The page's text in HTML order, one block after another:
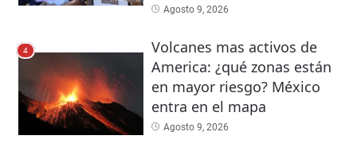
Agosto 9, 2026
4
Volcanes mas activos de
America: ¿qué zonas están
en mayor riesgo? México
entra en el mapa
Agosto 9, 2026